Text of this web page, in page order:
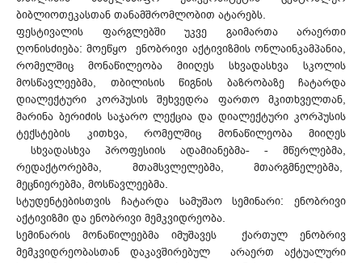
ბიბლიოთეკასთან თანამშრომლობით ატარებს.
ფესტივალის ფარგლებში უკვე გაიმართა არაერთი
ღონისძიება: მოეწყო ენობრივი აქტივიზმის ონლაინკამპანია,
რომელშიც მონაწილეობა მიიღეს სხვადასხვა სკოლის
მოსწავლეებმა, თბილისის წიგნის ბაზრობაზე ჩატარდა
დიალექტური კორპუსის შეხვედრა ფართო მკითხველთან,
მარინა ბერიძის საჯარო ლექცია და დიალექტური კორპუსის
ტექსტების კითხვა, რომელშიც მონაწილეობა მიიღეს
სხვადასხვა პროფესიის ადამიანებმა- - მწერლებმა,
რედაქტორებმა, მთამსვლელებმა, მთარგმნელებმა,
მეცნიერებმა, მოსწავლეებმა.
სტუდენტებისთვის ჩატარდა სამუშაო სემინარი: ენობრივი
აქტივიზმი და ენობრივი მემკვიდრეობა.
სემინარის მონაწილეებმა იმუშავეს ქართულ ენობრივ
მემკვიდრეობასთან დაკავშირებულ არაერთ აქტუალური